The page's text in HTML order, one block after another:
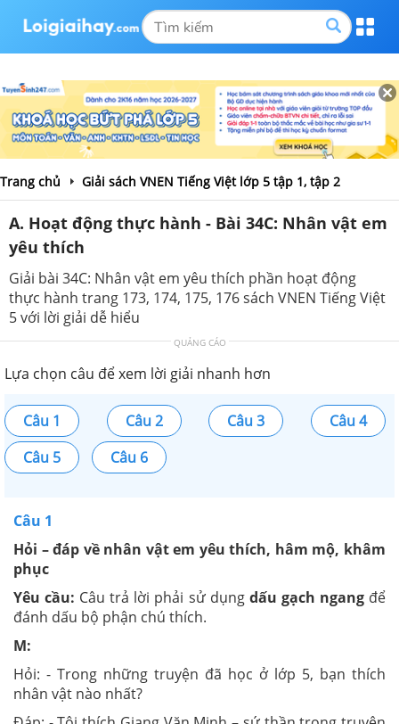
Trang chủ Giải sách VNEN Tiếng Việt lớp 5 tập 1, tập 2
A. Hoạt động thực hành - Bài 34C: Nhân vật em
yêu thích
Giải bài 34C: Nhân vật em yêu thích phần hoạt động
thực hành trang 173, 174, 175, 176 sách VNEN Tiếng Việt
5 với lời giải dễ hiểu
QUẢNG CÁO
Lựa chọn câu để xem lời giải nhanh hơn
Câu 1 Câu 2 Câu 3
Câu 4
Câu 5
Câu 6
Câu 1
Hỏi – đáp về nhân vật em yêu thích, hâm mộ, khâm
phục
Yêu cầu: Câu trả lời phải sử dụng dấu gạch ngang để
đánh dấu bộ phận chú thích.
M:
Hỏi: - Trong những truyện đã học ở lớp 5, bạn thích
nhân vật nào nhất?